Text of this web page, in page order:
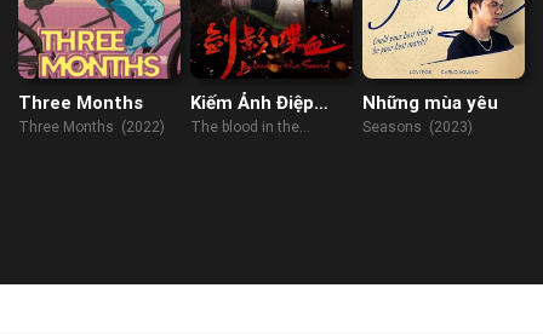
Three Months
Three Months (2022)
Kiếm Ảnh Điệp
Huyết
The blood in the
Những mùa yêu
Seasons (2023)